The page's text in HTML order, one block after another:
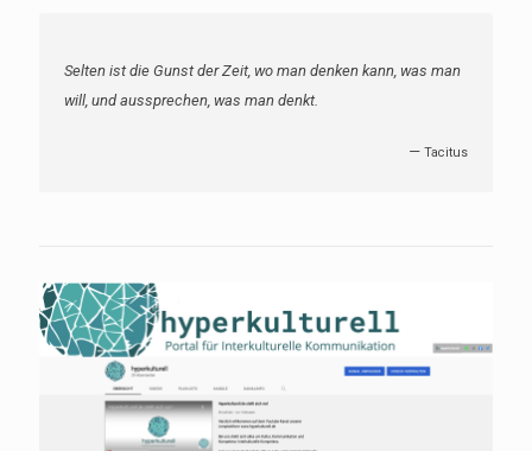
Diejenigen, die wissen, sprechen nicht; diejenigen, die
sprechen, wissen nicht.
—Laotse